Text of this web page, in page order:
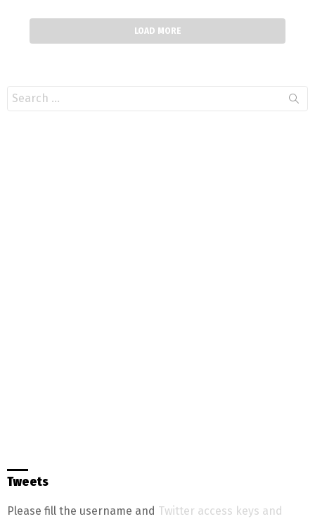
LOAD MORE
for:
Tweets
Please fill the username and Twitter access keys and